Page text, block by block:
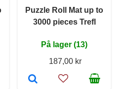
Puzzle Roll Mat up to
3000 pieces Trefl
På lager (13)
187,00 kr